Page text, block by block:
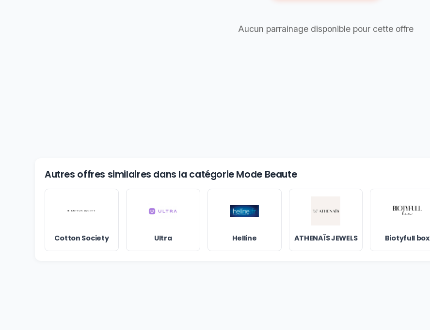
Aucun parrainage disponible pour cette offre
Autres offres similaires dans la catégorie Mode Beaute
Cotton Society Ultra Helline ATHENAÏS JEWELS Biotyfull box